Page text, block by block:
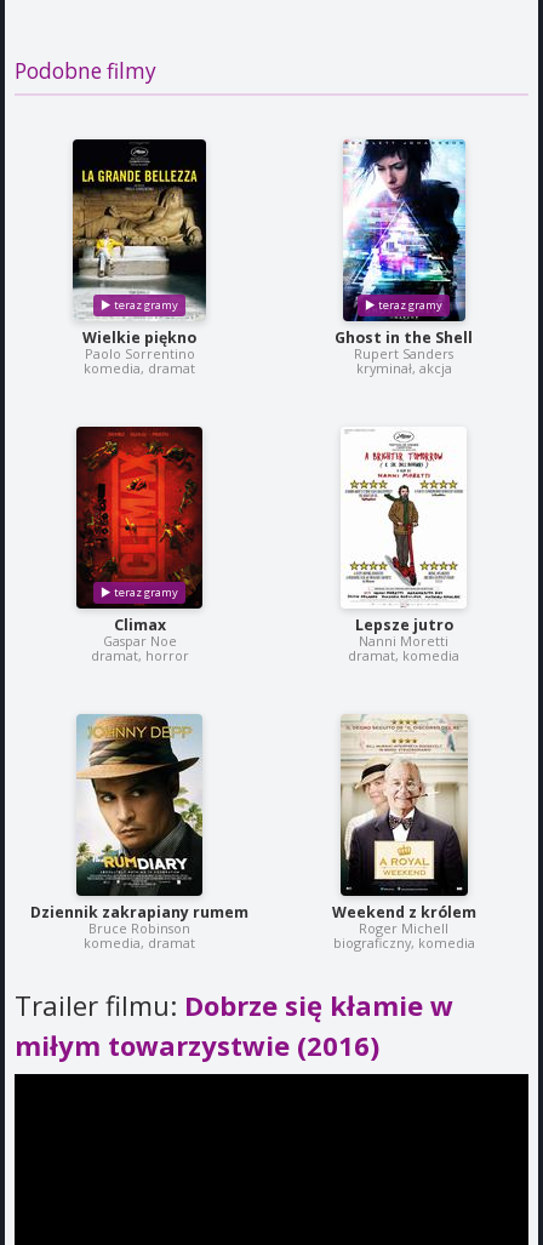
Podobne filmy
Wielkie piękno
Paolo Sorrentino
komedia, dramat
Ghost in the Shell
Rupert Sanders
kryminał, akcja
Climax
Gaspar Noe
dramat, horror
Lepsze jutro
Nanni Moretti
dramat, komedia
Dziennik zakrapiany rumem
Bruce Robinson
komedia, dramat
Weekend z królem
Roger Michell
biograficzny, komedia
Trailer filmu: Dobrze się kłamie w
miłym towarzystwie (2016)